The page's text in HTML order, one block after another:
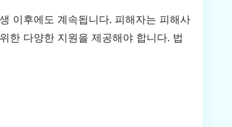
이후에도 계속됩니다. 피해자는 피해사
한 다양한 지원을 제공해야 합니다. 법